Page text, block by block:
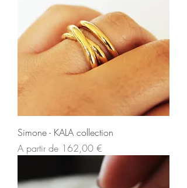
Simone - KALA collection
A partir de 162,00 €
Preço promocional